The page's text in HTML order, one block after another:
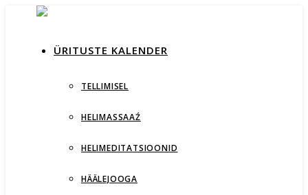
ÜRITUSTE KALENDER
TELLIMISEL
HELIMASSAAŹ
HELIMEDITATSIOONID
HÄÄLEJOOGA